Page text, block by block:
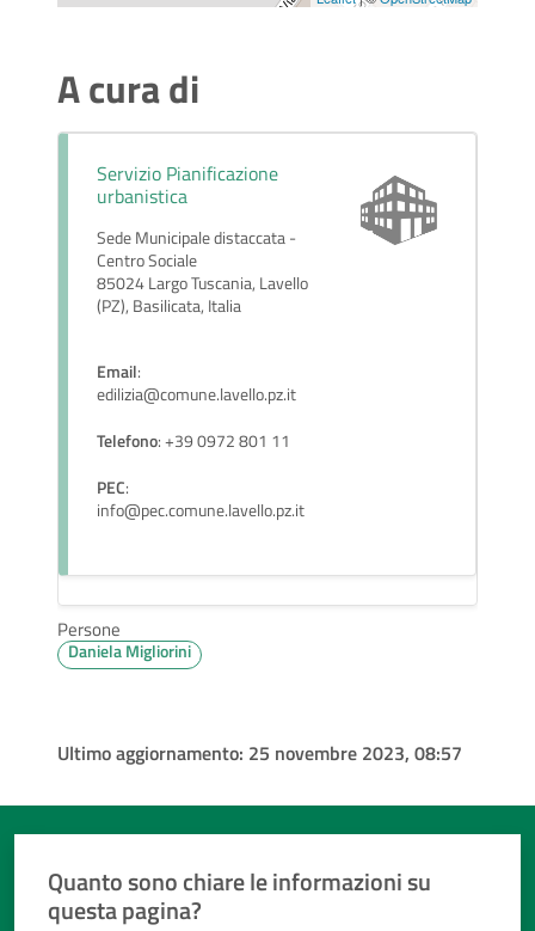
A cura di
Servizio Pianificazione
urbanistica
Sede Municipale distaccata -
Centro Sociale
85024 Largo Tuscania, Lavello
(PZ), Basilicata, Italia
Email:
edilizia@comune.lavello.pz.it
Telefono: +39 0972 801 11
PEC:
info@pec.comune.lavello.pz.it
Persone
Daniela Migliorini
Ultimo aggiornamento: 25 novembre 2023, 08:57
Quanto sono chiare le informazioni su
questa pagina?